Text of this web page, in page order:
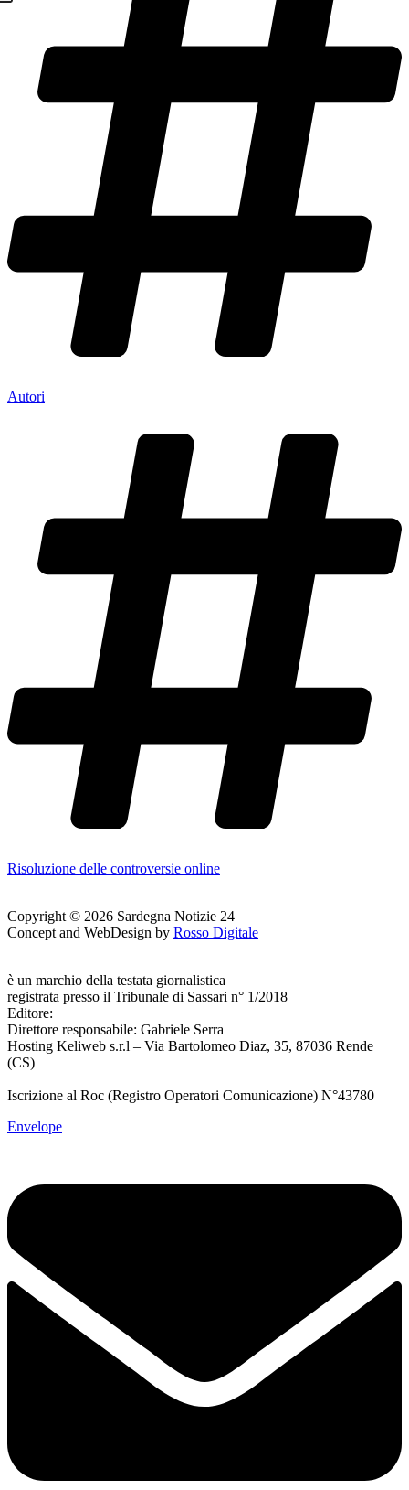
Autori
Risoluzione delle controversie online
Copyright © 2026 Sardegna Notizie 24
Concept and WebDesign by Rosso Digitale
è un marchio della testata giornalistica
registrata presso il Tribunale di Sassari n° 1/2018
Editore:
Direttore responsabile: Gabriele Serra
Hosting Keliweb s.r.l – Via Bartolomeo Diaz, 35, 87036 Rende
(CS)
Iscrizione al Roc (Registro Operatori Comunicazione) N°43780
Envelope